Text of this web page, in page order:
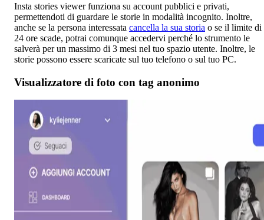
Insta stories viewer funziona su account pubblici e privati,
permettendoti di guardare le storie in modalità incognito. Inoltre,
anche se la persona interessata cancella la sua storia o se il limite di
24 ore scade, potrai comunque accedervi perché lo strumento le
salverà per un massimo di 3 mesi nel tuo spazio utente. Inoltre, le
storie possono essere scaricate sul tuo telefono o sul tuo PC.
Visualizzatore di foto con tag anonimo